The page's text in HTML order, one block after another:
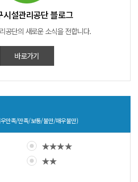
시설관리공단 블로그
공단의 새로운 소식을 전합니다.
바로가기
만족/만족/보통/불만/매우불만)
★★★★
★★